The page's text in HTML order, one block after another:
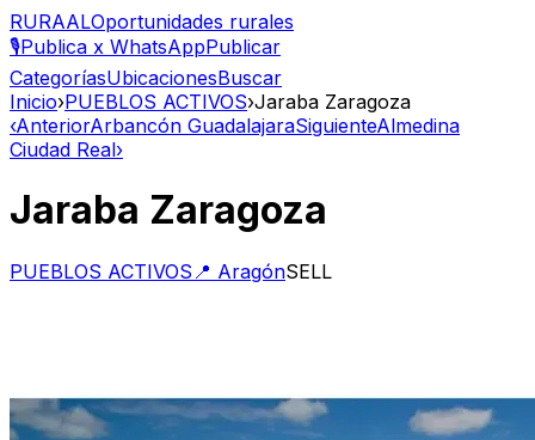
RURAALOportunidades rurales
🎙️Publica x WhatsAppPublicar
CategoríasUbicacionesBuscar
Inicio›PUEBLOS ACTIVOS›Jaraba Zaragoza
‹AnteriorArbancón GuadalajaraSiguienteAlmedina
Ciudad Real›
Jaraba Zaragoza
PUEBLOS ACTIVOS 📍 AragónSELL